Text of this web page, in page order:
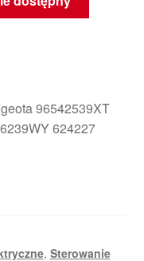
96542539XT
624227
, Sterowanie